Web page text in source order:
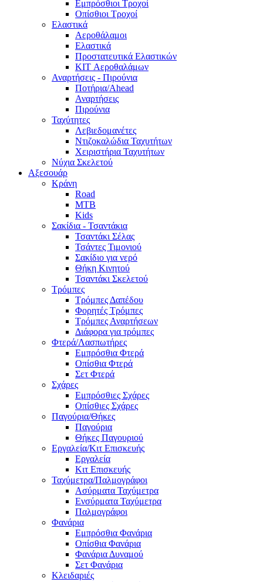
Εμπρόσθιοι Τροχοί
Οπίσθιοι Τροχοί
Ελαστικά
Αεροθάλαμοι
Ελαστικά
Προστατευτικά Ελαστικών
KIT Αεροθαλάμων
Αναρτήσεις - Πιρούνια
Ποτήρια/Ahead
Αναρτήσεις
Πιρούνια
Ταχύτητες
Λεβιεδομανέτες
Ντιζοκαλώδια Ταχυτήτων
Χειριστήρια Ταχυτήτων
Νύχια Σκελετού
Αξεσουάρ
Κράνη
Road
MTB
Kids
Σακίδια - Τσαντάκια
Τσαντάκι Σέλας
Τσάντες Τιμονιού
Σακίδιο για νερό
Θήκη Κινητού
Τσαντάκι Σκελετού
Τρόμπες
Τρόμπες Δαπέδου
Φορητές Τρόμπες
Τρόμπες Αναρτήσεων
Διάφορα για τρόμπες
Φτερά/Λασπωτήρες
Εμπρόσθια Φτερά
Οπίσθια Φτερά
Σετ Φτερά
Σχάρες
Εμπρόσθιες Σχάρες
Οπίσθιες Σχάρες
Παγούρια/Θήκες
Παγούρια
Θήκες Παγουριού
Εργαλεία/Κιτ Επισκευής
Εργαλεία
Κιτ Επισκευής
Ταχύμετρα/Παλμογράφοι
Ασύρματα Ταχύμετρα
Ενσύρματα Ταχύμετρα
Παλμογράφοι
Φανάρια
Εμπρόσθια Φανάρια
Οπίσθια Φανάρια
Φανάρια Δυναμού
Σετ Φανάρια
Κλειδαριές